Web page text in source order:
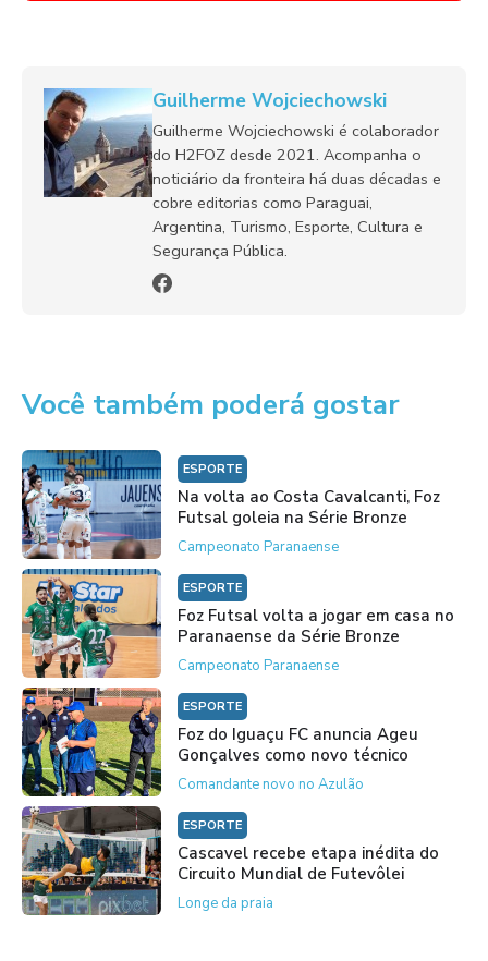
Guilherme Wojciechowski
Guilherme Wojciechowski é colaborador
do H2FOZ desde 2021. Acompanha o
noticiário da fronteira há duas décadas e
cobre editorias como Paraguai,
Argentina, Turismo, Esporte, Cultura e
Segurança Pública.
Você também poderá gostar
ESPORTE
Na volta ao Costa Cavalcanti, Foz
Futsal goleia na Série Bronze
Campeonato Paranaense
ESPORTE
Foz Futsal volta a jogar em casa no
Paranaense da Série Bronze
Campeonato Paranaense
ESPORTE
Foz do Iguaçu FC anuncia Ageu
Gonçalves como novo técnico
Comandante novo no Azulão
ESPORTE
Cascavel recebe etapa inédita do
Circuito Mundial de Futevôlei
Longe da praia